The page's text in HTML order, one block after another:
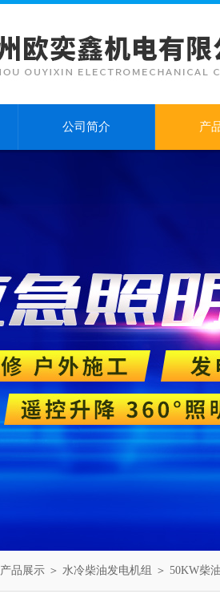
公司简介 产
产品展示 ＞ 水冷柴油发电机组 ＞ 50KW柴